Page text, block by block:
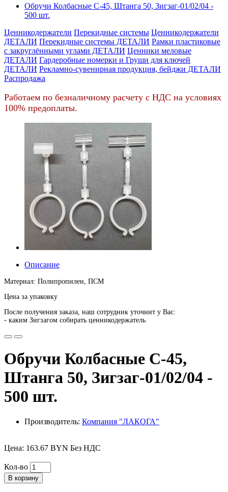
Обручи Колбасные С-45, Штанга 50, Зигзаг-01/02/04 -
500 шт.
Ценникодержатели Перекидные системы Ценникодержатели
ДЕТАЛИ Перекидные системы ДЕТАЛИ Рамки пластиковые
c закруглёнными углами ДЕТАЛИ Ценники меловые
ДЕТАЛИ Гардеробные номерки и Груши для ключей
ДЕТАЛИ Рекламно-сувенирная продукция, бейджи ДЕТАЛИ
Распродажа
Работаем по безналичному расчету с НДС на условиях
100% предоплаты.
Описание
Материал: Полипропилен, ПСМ
Цена за упаковку
После получения заказа, наш сотрудник уточнит у Вас:
- каким Зигзагом собирать ценникодержатель
Обручи Колбасные С-45,
Штанга 50, Зигзаг-01/02/04 -
500 шт.
Производитель: Компания "ЛАКОГА"
Цена: 163.67 BYN Без НДС
Кол-во
В корзину